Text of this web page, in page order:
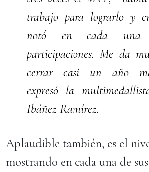
trabajo para lograrlo y
notó en cada
participaciones. Me da
cerrar casi un año
expresó la
Ibáñez Ramírez.
Aplaudible también, es el
mostrando en cada una de sus